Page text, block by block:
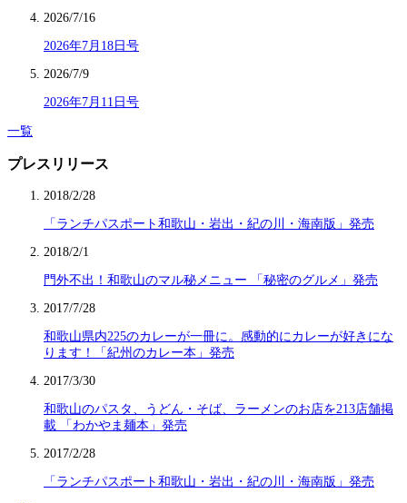
2026/7/16
2026年7月18日号
2026/7/9
2026年7月11日号
一覧
プレスリリース
2018/2/28
「ランチパスポート和歌山・岩出・紀の川・海南版」発売
2018/2/1
門外不出！和歌山のマル秘メニュー 「秘密のグルメ」発売
2017/7/28
和歌山県内225のカレーが一冊に。感動的にカレーが好きにな
ります！「紀州のカレー本」発売
2017/3/30
和歌山のパスタ、うどん・そば、ラーメンのお店を213店舗掲
載 「わかやま麺本」発売
2017/2/28
「ランチパスポート和歌山・岩出・紀の川・海南版」発売